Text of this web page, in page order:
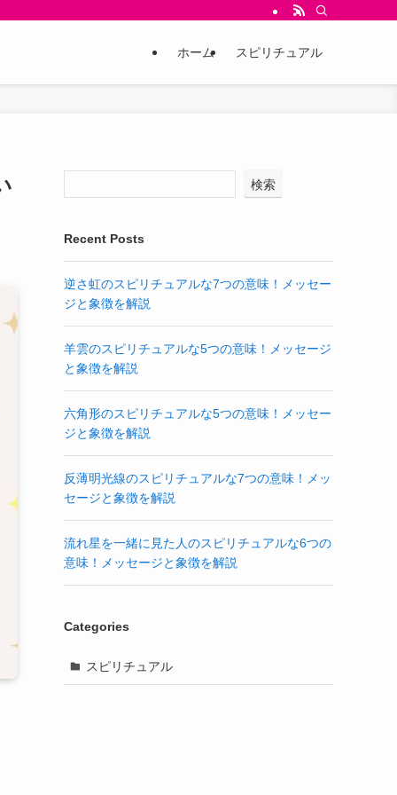
ホーム スピリチュアル
検索
Recent Posts
逆さ虹のスピリチュアルな7つの意味！メッセー
ジと象徴を解説
羊雲のスピリチュアルな5つの意味！メッセージ
と象徴を解説
六角形のスピリチュアルな5つの意味！メッセー
ジと象徴を解説
反薄明光線のスピリチュアルな7つの意味！メッ
セージと象徴を解説
流れ星を一緒に見た人のスピリチュアルな6つの
意味！メッセージと象徴を解説
Categories
スピリチュアル